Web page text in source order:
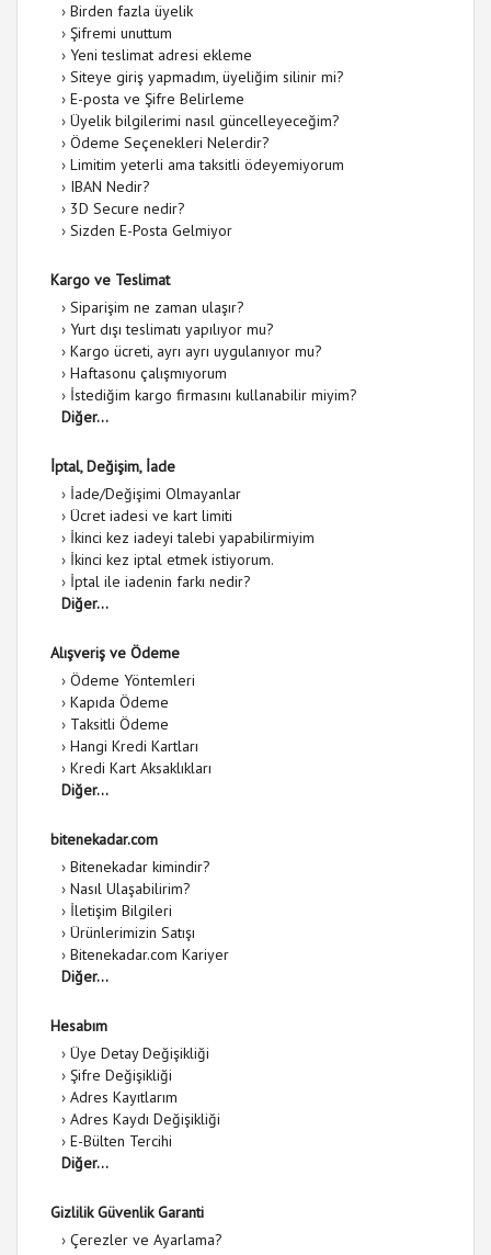
› Birden fazla üyelik
› Şifremi unuttum
› Yeni teslimat adresi ekleme
› Siteye giriş yapmadım, üyeliğim silinir mi?
› E-posta ve Şifre Belirleme
› Üyelik bilgilerimi nasıl güncelleyeceğim?
› Ödeme Seçenekleri Nelerdir?
› Limitim yeterli ama taksitli ödeyemiyorum
› IBAN Nedir?
› 3D Secure nedir?
› Sizden E-Posta Gelmiyor
Kargo ve Teslimat
› Siparişim ne zaman ulaşır?
› Yurt dışı teslimatı yapılıyor mu?
› Kargo ücreti, ayrı ayrı uygulanıyor mu?
› Haftasonu çalışmıyorum
› İstediğim kargo firmasını kullanabilir miyim?
Diğer...
İptal, Değişim, İade
› İade/Değişimi Olmayanlar
› Ücret iadesi ve kart limiti
› İkinci kez iadeyi talebi yapabilirmiyim
› İkinci kez iptal etmek istiyorum.
› İptal ile iadenin farkı nedir?
Diğer...
Alışveriş ve Ödeme
› Ödeme Yöntemleri
› Kapıda Ödeme
› Taksitli Ödeme
› Hangi Kredi Kartları
› Kredi Kart Aksaklıkları
Diğer...
bitenekadar.com
› Bitenekadar kimindir?
› Nasıl Ulaşabilirim?
› İletişim Bilgileri
› Ürünlerimizin Satışı
› Bitenekadar.com Kariyer
Diğer...
Hesabım
› Üye Detay Değişikliği
› Şifre Değişikliği
› Adres Kayıtlarım
› Adres Kaydı Değişikliği
› E-Bülten Tercihi
Diğer...
Gizlilik Güvenlik Garanti
› Çerezler ve Ayarlama?